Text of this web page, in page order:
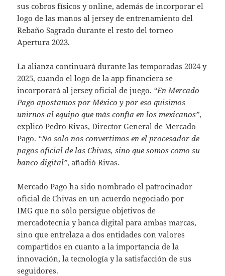
sus cobros físicos y online, además de incorporar el
logo de las manos al jersey de entrenamiento del
Rebaño Sagrado durante el resto del torneo
Apertura 2023.
La alianza continuará durante las temporadas 2024 y
2025, cuando el logo de la app financiera se
incorporará al jersey oficial de juego. “En Mercado
Pago apostamos por México y por eso quisimos
unirnos al equipo que más confía en los mexicanos”,
explicó Pedro Rivas, Director General de Mercado
Pago. “No solo nos convertimos en el procesador de
pagos oficial de las Chivas, sino que somos como su
banco digital”, añadió Rivas.
Mercado Pago ha sido nombrado el patrocinador
oficial de Chivas en un acuerdo negociado por
IMG que no sólo persigue objetivos de
mercadotecnia y banca digital para ambas marcas,
sino que entrelaza a dos entidades con valores
compartidos en cuanto a la importancia de la
innovación, la tecnología y la satisfacción de sus
seguidores.